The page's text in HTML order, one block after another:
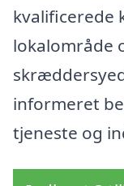
kvalificerede
lokalområde
informeret
tjeneste og